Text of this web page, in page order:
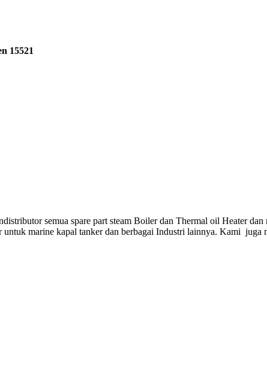
15521
semua spare part steam Boiler dan Thermal oil Heater
marine kapal tanker dan berbagai Industri lainnya. Kami juga